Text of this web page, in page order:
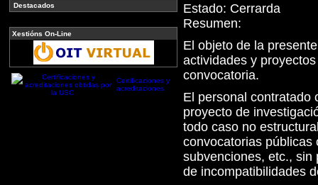
Destacados
Xestións On-Line
Certificaciones y
acreditaciones
Estado: Cerrarda
Resumen:
El objeto de la
actividades y
convocatoria.
El personal contratado
proyecto de
todo caso no
convocatorias públicas
subvenciones, etc., sin
de incompatibilidades